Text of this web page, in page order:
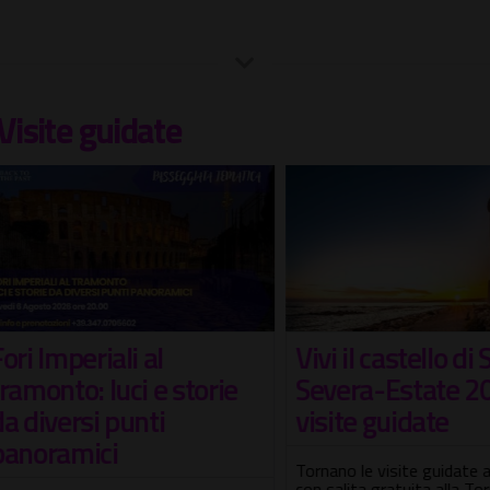
guidate
Imperiali al
luci e storie
punti
Vivi il castello di
Severa-Estate
visite guidate
Tornano le visite guidate al